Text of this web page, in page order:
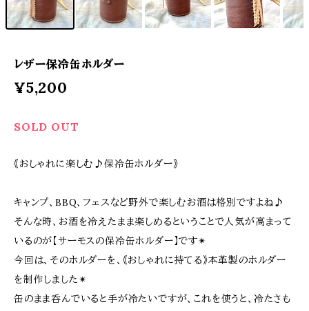
レザー保冷缶ホルダー
¥5,200
SOLD OUT
《おしゃれに楽しむ♪保冷缶ホルダー》
キャンプ、BBQ、フェスなど野外で楽しむお酒は格別ですよね♪
そんな時、お酒を冷えたまま楽しめるということで人気が高まって
いるのが【サーモスの保冷缶ホルダー】です✴︎
今回は、そのホルダーを、《おしゃれに持てる》本革製のホルダー
を制作しました✴︎
缶のまま呑んでいると手が冷たいですが、これを使うと、冷たさも